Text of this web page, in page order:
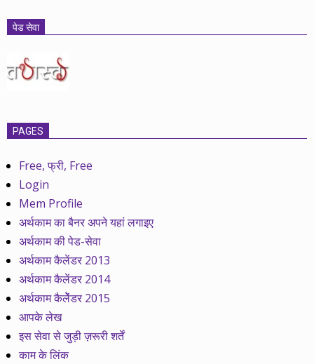
पेड सेवा
PAGES
Free, फ्री, Free
Login
Mem Profile
अर्थकाम का बैनर अपने यहां लगाइए
अर्थकाम की पेड-सेवा
अर्थकाम कैलेंडर 2013
अर्थकाम कैलेंडर 2014
अर्थकाम कैलेेंडर 2015
आपके लेख
इस सेवा से जुड़ी ज़रूरी शर्तें
काम के लिंक